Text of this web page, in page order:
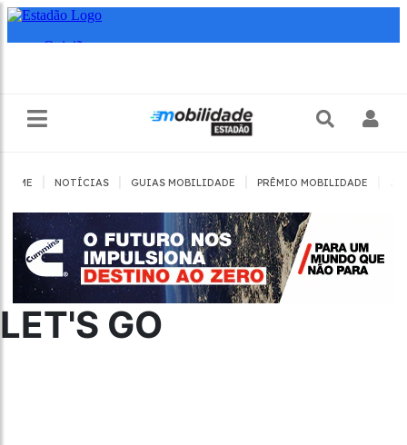
HOME NOTÍCIAS GUIAS MOBILIDADE PRÊMIO MOBILIDADE
LET'S GO